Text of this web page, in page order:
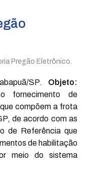
Pregão Eletrônico.
SP. Objeto:
fornecimento de
compõem a frota
de acordo com as
de Referência que
de habilitação
meio do sistema